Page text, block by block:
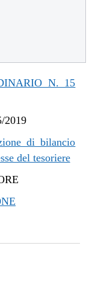
N. 15
2019
di bilancio
del tesoriere